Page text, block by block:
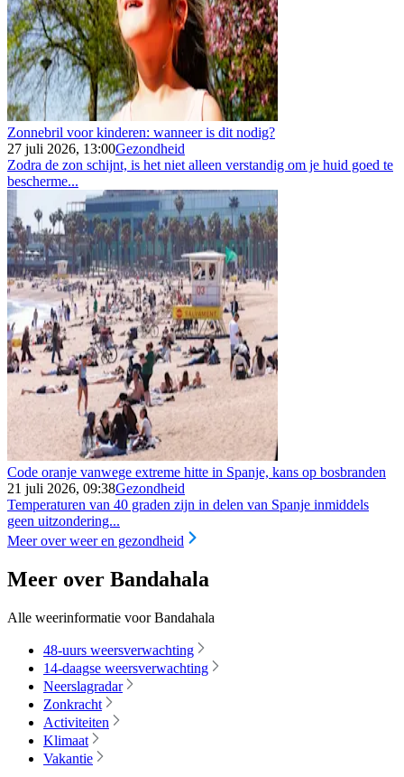
Zonnebril voor kinderen: wanneer is dit nodig?
27 juli 2026, 13:00Gezondheid
Zodra de zon schijnt, is het niet alleen verstandig om je huid goed te
bescherme...
Code oranje vanwege extreme hitte in Spanje, kans op bosbranden
21 juli 2026, 09:38Gezondheid
Temperaturen van 40 graden zijn in delen van Spanje inmiddels
geen uitzondering...
Meer over weer en gezondheid
Meer over Bandahala
Alle weerinformatie voor Bandahala
48-uurs weersverwachting
14-daagse weersverwachting
Neerslagradar
Zonkracht
Activiteiten
Klimaat
Vakantie